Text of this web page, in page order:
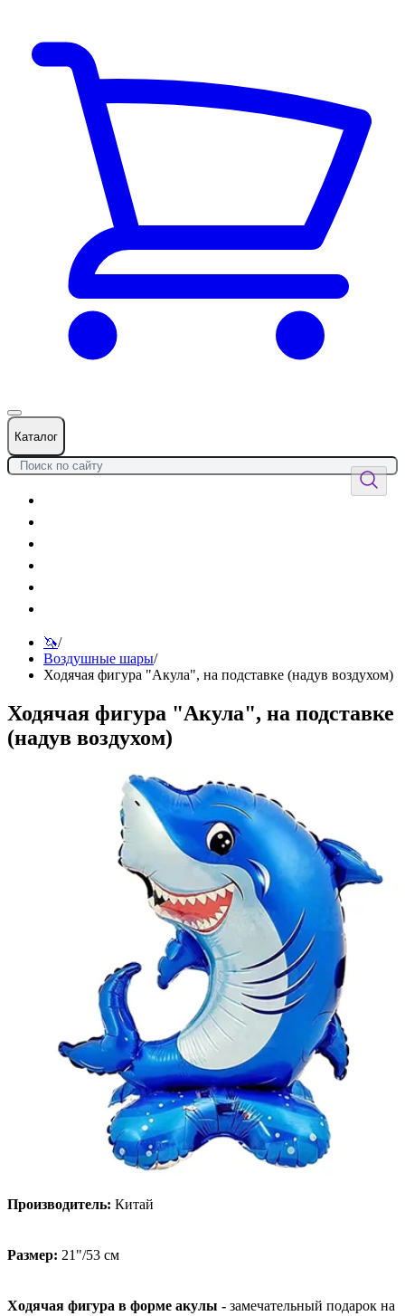
Каталог
🦄/
Воздушные шары/
Ходячая фигура "Акула", на подставке (надув воздухом)
Ходячая фигура "Акула", на подставке
(надув воздухом)
Производитель: Китай
Размер: 21"/53 см
Ходячая фигура в форме акулы - замечательный подарок на